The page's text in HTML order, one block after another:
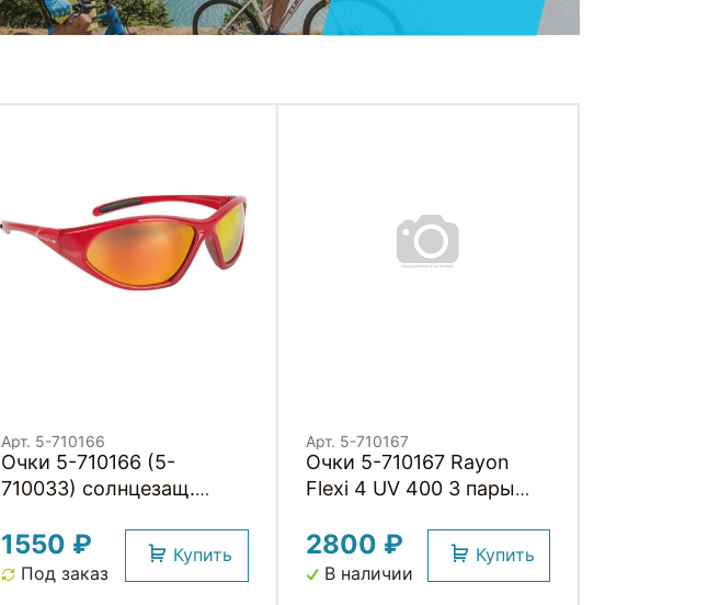
Арт. 5-710166
Очки 5-710166 (5-
710033) солнцезащ.
иридиевые линзы М-
WAVE
1550 ₽
Под заказ
Купить
Арт. 5-710167
Очки 5-710167 Rayon
Flexi 4 UV 400 3 пары
комплекте, черные
матовые, M-WAVE
2800 ₽
В наличии
Купить